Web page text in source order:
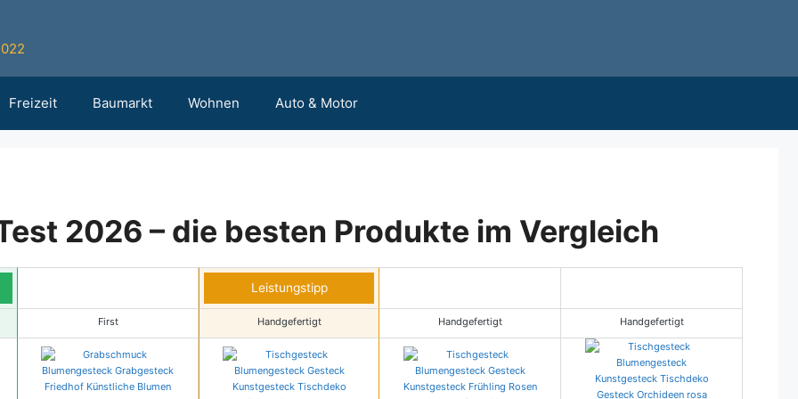
Freizeit Baumarkt Wohnen Auto & Motor
2026 – die besten Produkte im Vergleich
Leistungstipp
First Handgefertigt Handgefertigt Handgefertigt